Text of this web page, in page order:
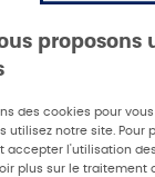
des cookies pour
utilisez notre site.
accepter l'utilisation
plus sur le